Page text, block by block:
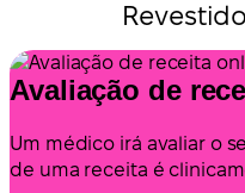
Avaliação de
Um médico irá avaliar o
de uma receita é